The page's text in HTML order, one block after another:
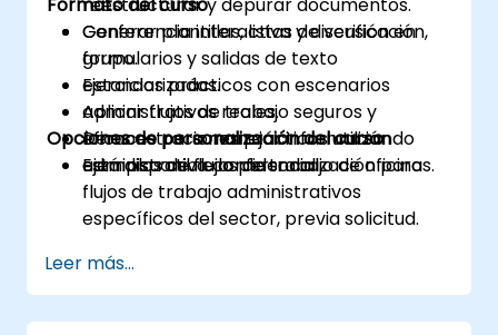
Generar plantillas, listas de verificación,
formularios y salidas de texto
estandarizadas.
Aplicar flujos de trabajo seguros y
eficaces para manejar información
administrativa confidencial.
Conferencia interactiva y discusión en
grupo.
Ejercicios prácticos con escenarios
administrativos reales.
Demonstraciones prácticas utilizando
ejemplos de flujos de trabajo de oficinas.
Opciones de personalización del curso
Está disponible la personalización para
flujos de trabajo administrativos
específicos del sector, previa solicitud.
Leer más...